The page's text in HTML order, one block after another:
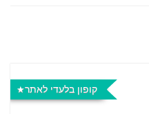
קופון בלעדי לאתר